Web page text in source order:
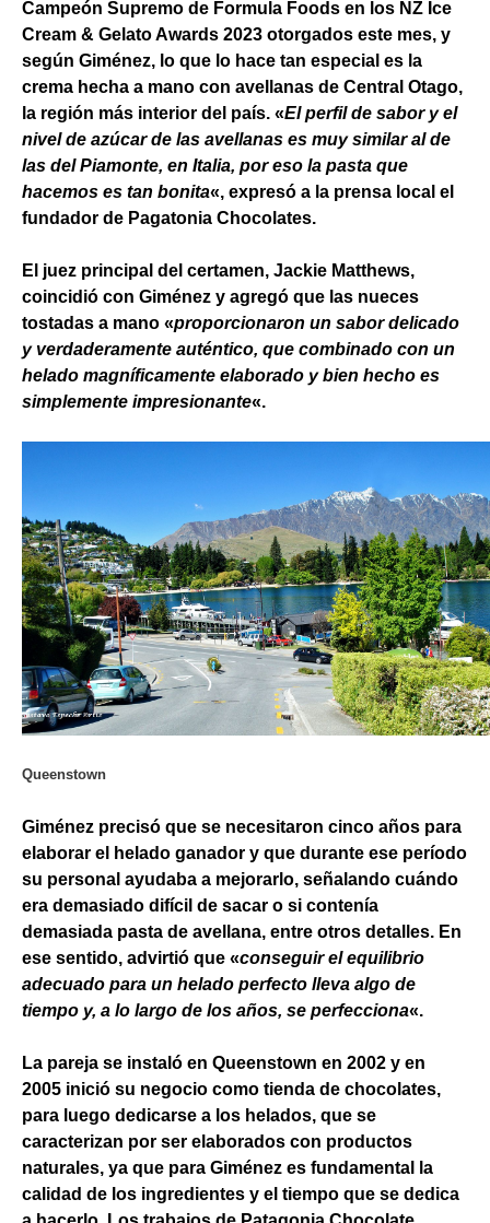
Campeón Supremo de Formula Foods en los NZ Ice
Cream & Gelato Awards 2023 otorgados este mes, y
según Giménez, lo que lo hace tan especial es la
crema hecha a mano con avellanas de Central Otago,
la región más interior del país. «El perfil de sabor y el
nivel de azúcar de las avellanas es muy similar al de
las del Piamonte, en Italia, por eso la pasta que
hacemos es tan bonita«, expresó a la prensa local el
fundador de Pagatonia Chocolates.
El juez principal del certamen, Jackie Matthews,
coincidió con Giménez y agregó que las nueces
tostadas a mano «proporcionaron un sabor delicado
y verdaderamente auténtico, que combinado con un
helado magníficamente elaborado y bien hecho es
simplemente impresionante«.
Queenstown
Giménez precisó que se necesitaron cinco años para
elaborar el helado ganador y que durante ese período
su personal ayudaba a mejorarlo, señalando cuándo
era demasiado difícil de sacar o si contenía
demasiada pasta de avellana, entre otros detalles. En
ese sentido, advirtió que «conseguir el equilibrio
adecuado para un helado perfecto lleva algo de
tiempo y, a lo largo de los años, se perfecciona«.
La pareja se instaló en Queenstown en 2002 y en
2005 inició su negocio como tienda de chocolates,
para luego dedicarse a los helados, que se
caracterizan por ser elaborados con productos
naturales, ya que para Giménez es fundamental la
calidad de los ingredientes y el tiempo que se dedica